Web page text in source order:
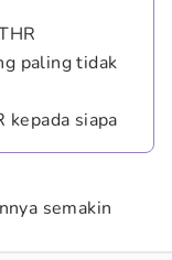
paling tidak
kepada siapa
semakin